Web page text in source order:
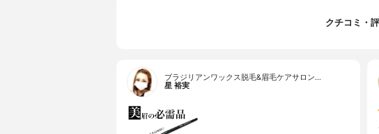
クチコミ・
ブラジリアンワックス脱毛&眉毛ケアサロン…
星 裕実